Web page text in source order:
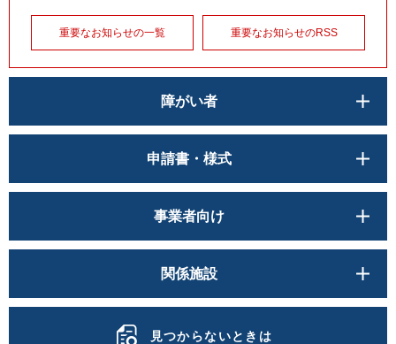
重要なお知らせの一覧 重要なお知らせのRSS
障がい者
申請書・様式
事業者向け
関係施設
見つからないときは